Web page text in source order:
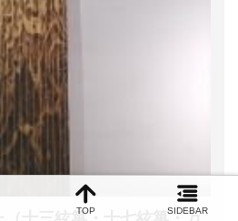
TOP SIDEBAR